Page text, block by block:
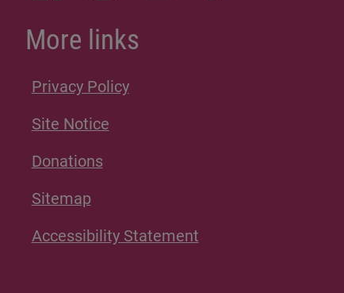
More links
Privacy Policy
Site Notice
Donations
Sitemap
Accessibility Statement